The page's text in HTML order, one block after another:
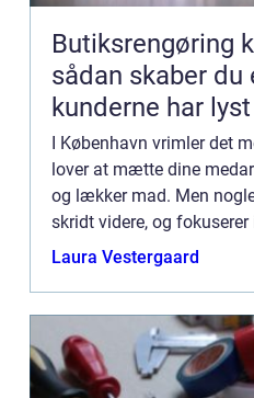
Butiksrengøring
sådan skaber du
kunderne har
tilbage til
I København vrimler det
lover at mætte dine
og lækker mad. Men
skridt videre, og
smag og kvalitet, men
Laura Vestergaard